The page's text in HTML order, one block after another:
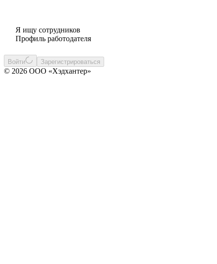
Я ищу сотрудников
Профиль работодателя
Войти Зарегистрироваться
© 2026 ООО «Хэдхантер»